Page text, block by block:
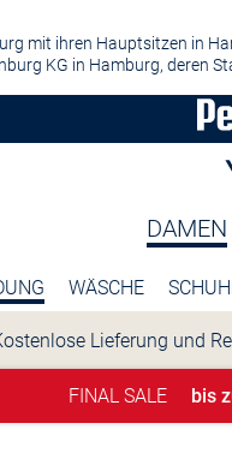
mit ihren Hauptsitzen in
KG in Hamburg, deren
DAMEN
WÄSCHE
Lieferung und
FINAL SALE bis